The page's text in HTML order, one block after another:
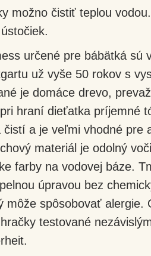
možno čistiť teplou
určené pre bábätká sú
už vyše 50 rokov s
je domáce drevo,
hraní dieťatka príjemné
čistí a je veľmi vhodné pre
materiál je odolný
farby na vodovej báze.
úpravou bez
môže spôsobovať alergie.
testované